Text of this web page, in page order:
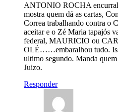
ANTONIO ROCHA
mostra quem dá as cartas,
Correa trabalhando contra o
aceitar e o Zé Maria tapajós
federal, MAURICIO ou
OLÉ……embaralhou tudo.
ultimo segundo. Manda
Juizo.
Responder